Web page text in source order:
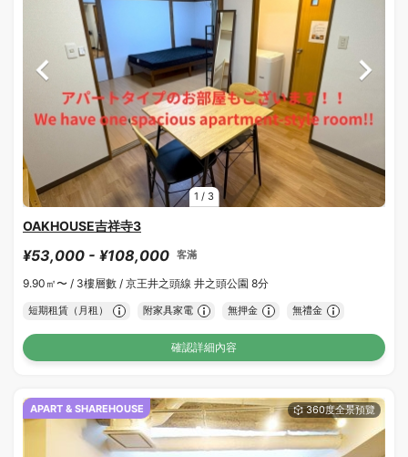
1 / 3
OAKHOUSE吉祥寺3
¥53,000 - ¥108,000 客滿
9.90㎡〜 / 3樓層數 / 京王井之頭線 井之頭公園 8分
短期租賃（月租） 附家具家電 無押金 無禮金
確認詳細內容
APART & SHAREHOUSE